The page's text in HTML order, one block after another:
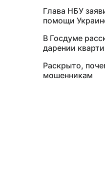
Глава НБУ
помощи
В Госдуме
дарении
Раскрыто,
мошенникам